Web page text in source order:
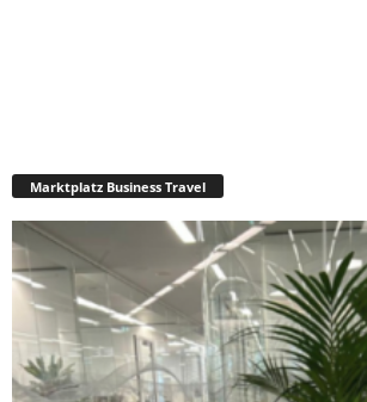
Marktplatz Business Travel